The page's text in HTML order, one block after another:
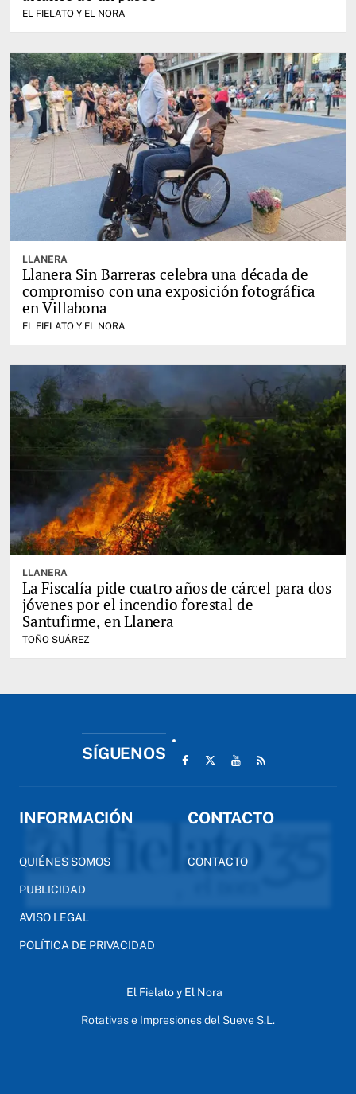
EL FIELATO Y EL NORA
LLANERA
Llanera Sin Barreras celebra una década de
compromiso con una exposición fotográfica
en Villabona
EL FIELATO Y EL NORA
LLANERA
La Fiscalía pide cuatro años de cárcel para dos
jóvenes por el incendio forestal de
Santufirme, en Llanera
TOÑO SUÁREZ
SÍGUENOS
INFORMACIÓN
QUIÉNES SOMOS
PUBLICIDAD
AVISO LEGAL
POLÍTICA DE PRIVACIDAD
CONTACTO
CONTACTO
El Fielato y El Nora
Rotativas e Impresiones del Sueve S.L.